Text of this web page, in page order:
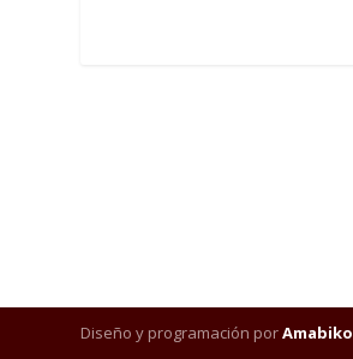
Diseño y programación porAmabiko